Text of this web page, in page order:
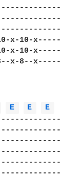
|
|
|
x-10-x-----|
x-10-x-----|
x-8--x-----|
E E
E
|
|
|
|
|
|